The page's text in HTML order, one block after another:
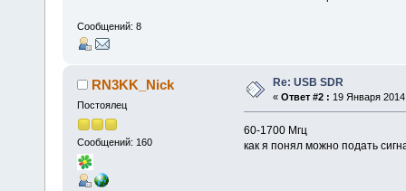
Сообщений: 8
RN3KK_Nick
Постоялец
Сообщений: 160
Re: USB SDR
« Ответ #2 : 19 Января
60-1700 Мгц
как я понял можно подать